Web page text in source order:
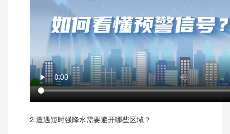
2.遭遇短时强降水需要避开哪些区域？